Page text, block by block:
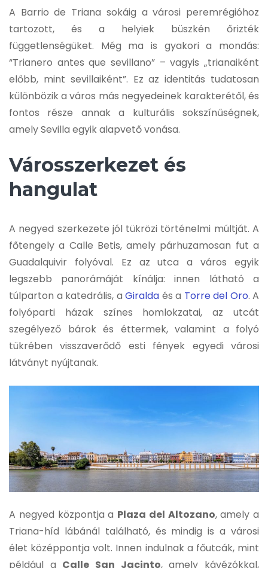
A Barrio de Triana sokáig a városi peremrégióhoz
tartozott, és a helyiek büszkén őrizték
függetlenségüket. Még ma is gyakori a mondás:
“Trianero antes que sevillano” – vagyis „trianaiként
előbb, mint sevillaiként”. Ez az identitás tudatosan
különbözik a város más negyedeinek karakterétől, és
fontos része annak a kulturális sokszínűségnek,
amely Sevilla egyik alapvető vonása.
Városszerkezet és
hangulat
A negyed szerkezete jól tükrözi történelmi múltját. A
főtengely a Calle Betis, amely párhuzamosan fut a
Guadalquivir folyóval. Ez az utca a város egyik
legszebb panorámáját kínálja: innen látható a
túlparton a katedrális, a Giralda és a Torre del Oro. A
folyóparti házak színes homlokzatai, az utcát
szegélyező bárok és éttermek, valamint a folyó
tükrében visszaverődő esti fények egyedi városi
látványt nyújtanak.
A negyed központja a Plaza del Altozano, amely a
Triana-híd lábánál található, és mindig is a városi
élet középpontja volt. Innen indulnak a főutcák, mint
például a Calle San Jacinto, amely kávézókkal,